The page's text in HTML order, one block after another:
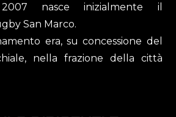
nasce inizialmente il
San Marco.
era, su concessione del
nella frazione della città